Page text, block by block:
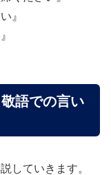
』
語での言い
していきます。